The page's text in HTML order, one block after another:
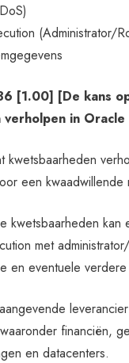
(Administrator/
[1.00] [De kans
in Oracle
een
kwetsbaarheden kan
met
en eventuele
financiën,
en datacenters.